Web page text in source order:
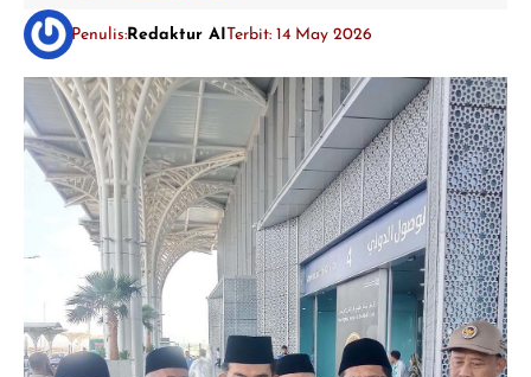
Penulis: Redaktur AITerbit: 14 May 2026